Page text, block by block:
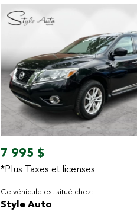
Previous
7 995 $
*Plus Taxes et licenses
Ce véhicule est situé chez:
Style Auto